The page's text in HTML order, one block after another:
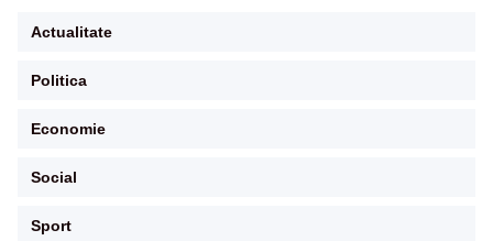
Actualitate
Politica
Economie
Social
Sport